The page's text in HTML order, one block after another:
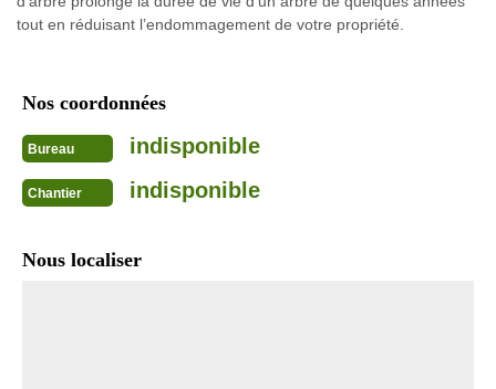
tout en réduisant l’endommagement de votre propriété.
Nos coordonnées
Bureau indisponible
Chantier indisponible
Nous localiser